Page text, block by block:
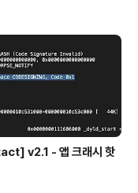
v2.1 - 앱 크래시 핫